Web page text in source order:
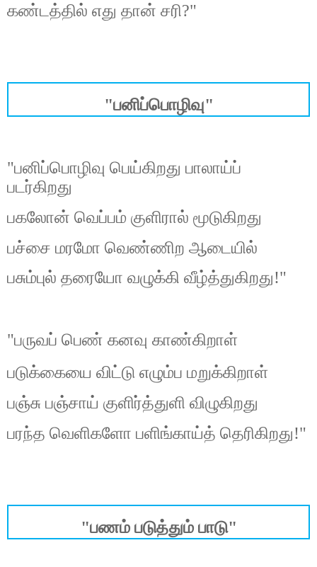
கண்டத்தில் எது தான் சரி?"
"பனிப்பொழிவு"
"பனிப்பொழிவு பெய்கிறது பாலாய்ப்
படர்கிறது
பகலோன் வெப்பம் குளிரால் மூடுகிறது
பச்சை மரமோ வெண்ணிற ஆடையில்
பசும்புல் தரையோ வழுக்கி வீழ்த்துகிறது!"
"பருவப் பெண் கனவு காண்கிறாள்
படுக்கையை விட்டு எழும்ப மறுக்கிறாள்
பஞ்சு பஞ்சாய் குளிர்த்துளி விழுகிறது
பரந்த வெளிகளோ பளிங்காய்த் தெரிகிறது!"
"பணம் படுத்தும் பாடு"